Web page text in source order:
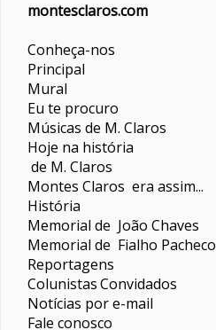
montesclaros.com
Conheça-nos
Principal
Mural
Eu te procuro
Músicas de M. Claros
Hoje na história
de M. Claros
Montes Claros era assim...
História
Memorial de João Chaves
Memorial de Fialho Pacheco
Reportagens
ColunistasConvidados
Notícias por e-mail
Fale conosco